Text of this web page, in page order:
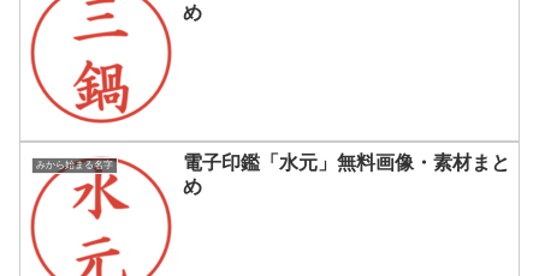
め
みから始まる名字
電子印鑑「水元」無料画像・素材まと
め